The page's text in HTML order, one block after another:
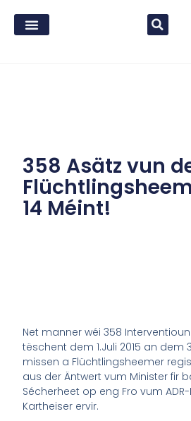
358 Asätz vun
14 Méint!
Net manner wéi 358
tëschent dem 1.Juli 2015 an dem
missen a Flüchtlingsheemer
aus der Äntwert vum Minister fir
Sécherheet op eng Fro vum
Kartheiser ervir.